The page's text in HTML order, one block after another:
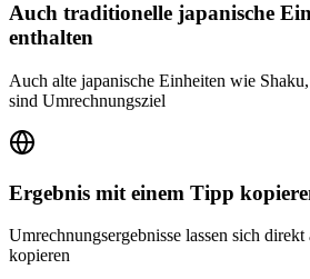
Auch traditionelle japanische
enthalten
Auch alte japanische Einheiten wie
sind Umrechnungsziel
Ergebnis mit einem Tipp
Umrechnungsergebnisse lassen sich
kopieren